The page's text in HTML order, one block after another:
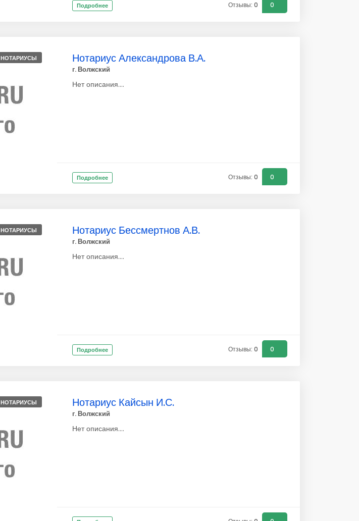
Подробнее Отзывы: 0 0
НОТАРИУСЫ Нотариус Александрова В.А.
г. Волжский
Нет описания....
Подробнее Отзывы: 0 0
НОТАРИУСЫ Нотариус Бессмертнов А.В.
г. Волжский
Нет описания....
Подробнее Отзывы: 0 0
НОТАРИУСЫ Нотариус Кайсын И.С.
г. Волжский
Нет описания....